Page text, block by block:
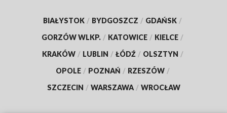
BIAŁYSTOK / BYDGOSZCZ / GDAŃSK /
GORZÓW WLKP. / KATOWICE / KIELCE /
KRAKÓW / LUBLIN / ŁÓDŹ / OLSZTYN /
OPOLE / POZNAŃ / RZESZÓW /
SZCZECIN / WARSZAWA / WROCŁAW